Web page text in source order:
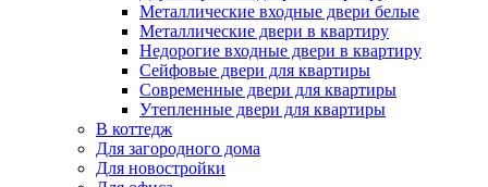
Металлические входные двери белые
Металлические двери в квартиру
Недорогие входные двери в квартиру
Сейфовые двери для квартиры
Современные двери для квартиры
Утепленные двери для квартиры
В коттедж
Для загородного дома
Для новостройки